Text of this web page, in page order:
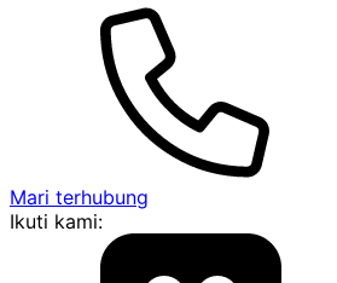
Mari terhubung
Ikuti kami: